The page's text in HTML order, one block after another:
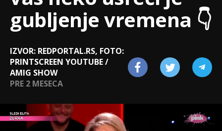
gubljenje vremena 👇
IZVOR: REDPORTAL.RS, FOTO:
PRINTSCREEN YOUTUBE /
AMIG SHOW
PRE 2 MESECA